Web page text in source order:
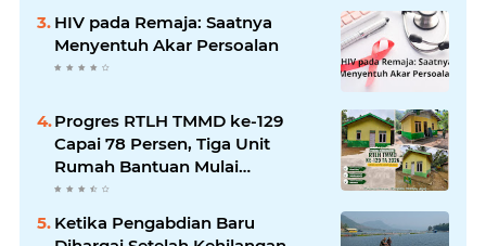
HIV pada Remaja: Saatnya
Menyentuh Akar Persoalan
Progres RTLH TMMD ke-129
Capai 78 Persen, Tiga Unit
Rumah Bantuan Mulai
Rampung
Ketika Pengabdian Baru